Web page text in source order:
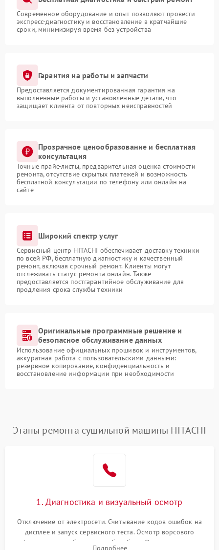
Современное оборудование и опыт позволяют провести
экспресс-диагностику и восстановление в кратчайшие
сроки, минимизируя время без устройства
Гарантия на работы и запчасти
Предоставляется документированная гарантия на
выполненные работы и установленные детали, что
защищает клиента от повторных неисправностей
Прозрачное ценообразование и бесплатная
консультация
Точные прайс-листы, предварительная оценка стоимости
ремонта, отсутствие скрытых платежей и возможность
бесплатной консультации по телефону или онлайн на
сайте
Широкий спектр услуг
Сервисный центр HITACHI обеспечивает доставку техники
по всей РФ, бесплатную диагностику и качественный
ремонт, включая срочный ремонт. Клиенты могут
отслеживать статус ремонта онлайн. Также
предоставляется постгарантийное обслуживание для
продления срока службы техники
Оригинальные программные решение и
безопасное обслуживание данных
Использование официальных прошивок и инструментов,
аккуратная работа с пользовательскими данными:
резервное копирование, конфиденциальность и
восстановление информации при необходимости
Этапы ремонта сушильной машины HITACHI
1. Диагностика и визуальный осмотр
Отключение от электросети. Считывание кодов ошибок на
дисплее и запуск сервисного теста. Осмотр ворсового
фильтра, теплообменника и барабана. Опрос клиента о